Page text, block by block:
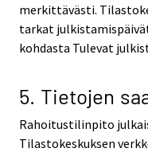
merkittävästi.
tarkat
kohdasta Tulevat
5. Tietojen
Rahoitustilinpito
Tilastokeskuksen